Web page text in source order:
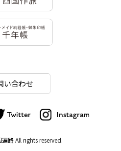
い合わせ
Twitter Instagram
遍路All rights reserved.